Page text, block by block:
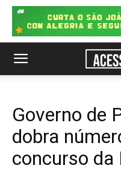
Governo de
dobra
concurso da